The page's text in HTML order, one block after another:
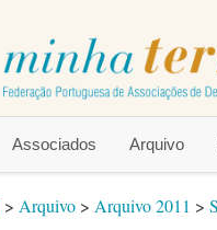
Associados Arquivo
> Arquivo > Arquivo 2011 >